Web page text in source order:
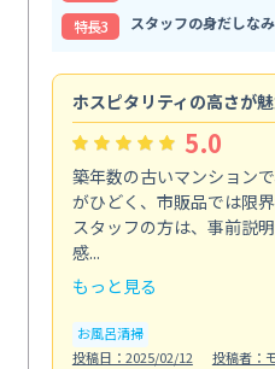
特⻑3
スタッフの身だしな
ホスピタリティの高さが
5.0
築年数の古いマンション
がひどく、市販品では限
スタッフの方は、事前説
感...
もっと見る
お風呂清掃
投稿日：2025/02/12
投稿者：